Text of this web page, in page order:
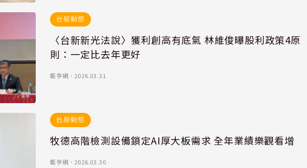
台股動態
〈台新新光法說〉獲利創高有底氣 林維俊曝股利政策4原
則：一定比去年更好
鉅亨網 ． 2026.03.31
台股動態
牧德高階檢測設備鎖定AI厚大板需求 全年業績樂觀看增
鉅亨網 ． 2026.03.30